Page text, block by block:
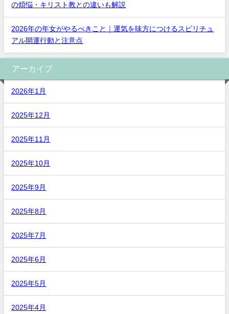
の煩悩・キリスト教との違いも解説
2026年の年女がやるべきこと｜運気を味方につけるスピリチュ
アル開運行動と注意点
アーカイブ
2026年1月
2025年12月
2025年11月
2025年10月
2025年9月
2025年8月
2025年7月
2025年6月
2025年5月
2025年4月